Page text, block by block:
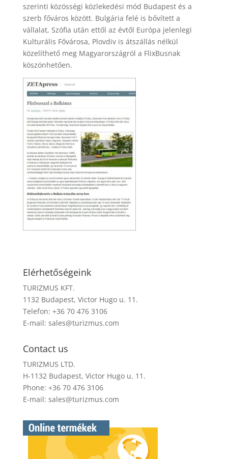
szerinti közösségi közlekedési mód Budapest és a
szerb főváros között. Bulgária felé is bővített a
vállalat, Szófia után ettől az évtől Európa jelenlegi
Kulturális Fővárosa, Plovdiv is átszállás nélkül
közelíthető meg Magyarországról a FlixBusnak
köszönhetően.
Elérhetőségeink
TURIZMUS KFT.
1132 Budapest, Victor Hugo u. 11.
Telefon: +36 70 476 3106
E-mail: sales@turizmus.com
Contact us
TURIZMUS LTD.
H-1132 Budapest, Victor Hugo u. 11.
Phone: +36 70 476 3106
E-mail: sales@turizmus.com